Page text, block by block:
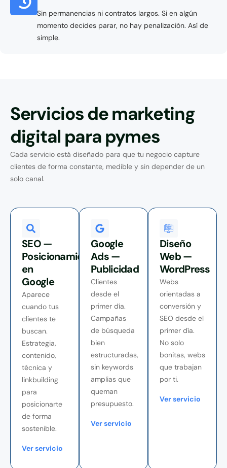
Sin permanencias ni contratos largos. Si en algún
momento decides parar, no hay penalización. Así de
simple.
Servicios de marketing
digital para pymes
Cada servicio está diseñado para que tu negocio capture
clientes de forma constante, medible y sin depender de un
solo canal.
SEO —
Posicionamiento
en
Google
Aparece
cuando tus
clientes te
buscan.
Estrategia,
contenido,
técnica y
linkbuilding
para
posicionarte
de forma
sostenible.
Ver servicio
Google
Ads —
Publicidad
Clientes
desde el
primer día.
Campañas
de búsqueda
bien
estructuradas,
sin keywords
amplias que
queman
presupuesto.
Ver servicio
Diseño
Web —
WordPress
Webs
orientadas a
conversión y
SEO desde el
primer día.
No solo
bonitas, webs
que trabajan
por ti.
Ver servicio